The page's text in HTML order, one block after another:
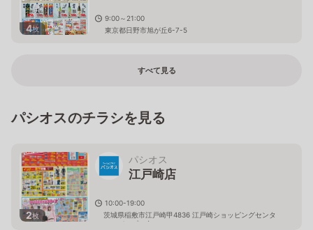
4枚
9:00～21:00
東京都日野市旭が丘6-7-5
すべて見る
パシオスのチラシを見る
2枚
パシオス
江戸崎店
10:00-19:00
茨城県稲敷市江戸崎甲4836 江戸崎ショッピングセンタ
ー（パンプ）内